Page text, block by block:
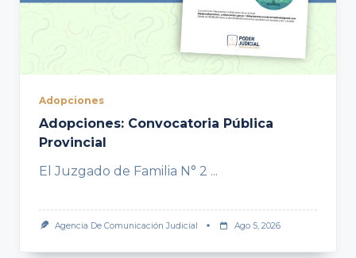
Adopciones
Adopciones: Convocatoria Pública
Provincial
El Juzgado de Familia N° 2 ...
Agencia De Comunicación Judicial Ago 5, 2026